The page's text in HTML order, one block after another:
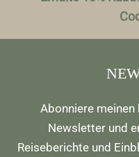
Abonniere
Newsletter und
Reiseberichte und